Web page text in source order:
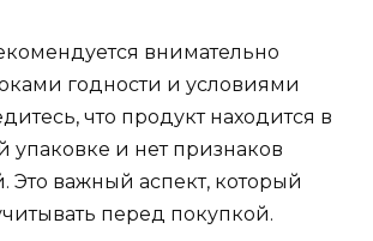
внимательно
годности и условиями
что продукт находится в
упаковке и нет признаков
Это важный аспект, который
перед покупкой.